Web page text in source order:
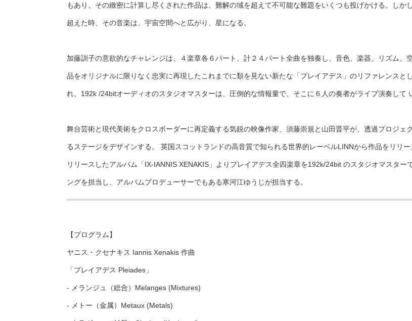
もあり、その緻密に計算し尽くされた作品は、難解の域を超えて不可能な難題をいくつも投げかける。し
超えた時、その音楽は、宇宙空間へと広がり、星になる。
加藤訓子の意欲的なチャレンジは、４楽章各６パート、計２４パート全曲を独奏し、音色、楽器、リズム
品をオリジナルに限りなく忠実に再現したこれまでに類を見ない新たな「プレイアデス」のリファレンスと
れ、192k /24bitオーディオのスタジオマスターは、圧倒的な情報量で、そこに６人の奏者がライブ演奏して
舞台芸術と現代美術をクロスボーダーに再定義する気鋭の映像作家、須藤崇規と山田晋平が、透過プロジ
るステージをデザインする。 英国スコットランドの高音質で知られる世界的レーベルLINNから作品をリリ
リリースしたアルバム「IX-IANNIS XENAKIS」よりプレイアデス全四楽章を192k/24bit のスタジオマスタ
ングを担当し、アルバムプロデューサーでもある寒河江ゆうじが担当する。
【プログラム】
ヤニス・クセナキス Iannis Xenakis 作曲
「プレイアデス Pleiades」
- メランジュ（総合）Melanges (Mixtures)
- メトー（金属）Metaux (Metals)